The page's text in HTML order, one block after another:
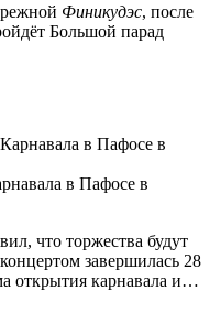
Финикудэс, после
Большой парад
в Пафосе в
что торжества будут
завершилась 28
открытия карнавала и…